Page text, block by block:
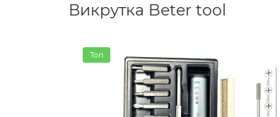
Викрутка Beter tool
Топ